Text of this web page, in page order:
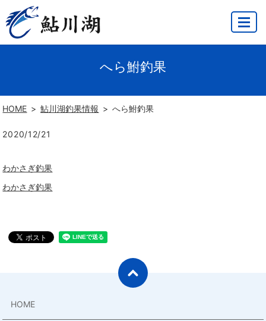
MENU
へら鮒釣果
HOME 鮎川湖釣果情報 へら鮒釣果
2020/12/21
わかさぎ釣果
わかさぎ釣果
HOME